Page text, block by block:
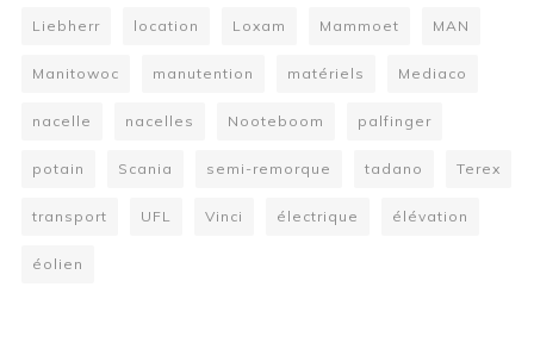
Liebherr location Loxam Mammoet MAN
Manitowoc manutention matériels Mediaco
nacelle nacelles Nooteboom palfinger
potain Scania semi-remorque tadano Terex
transport UFL Vinci électrique élévation
éolien